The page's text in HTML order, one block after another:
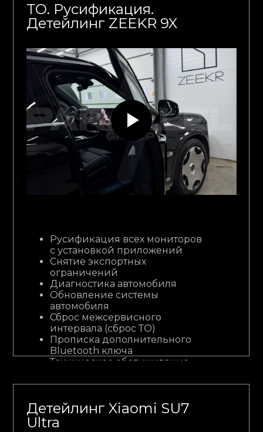
ТО. Русификация.
Детейлинг ZEEKR 9X
Русификация всех мониторов
с установкой приложений
Снятие экспортных
ограничений
Диагностика автомобиля
Обновление системы
автомобиля
Сброс межсервисного
интервала (сброс ТО)
Прописка дополнительного
Bluetooth ключа
Техническое обслуживание
Детейлинг Xiaomi SU7
Ultra